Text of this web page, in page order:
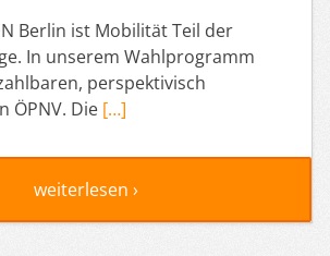
Berlin ist Mobilität Teil der
In unserem Wahlprogramm
perspektivisch
ÖPNV. Die […]
weiterlesen ›